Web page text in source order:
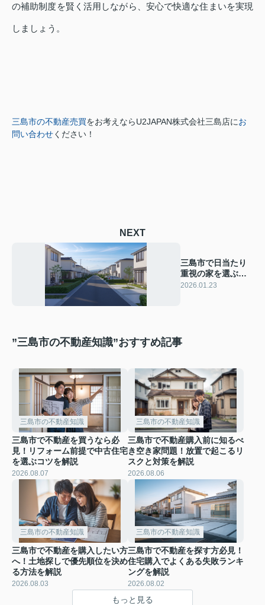
の補助制度を賢く活用しながら、安心で快適な住まいを実現
しましょう。
三島市の不動産売買をお考えならU2JAPAN株式会社三島店にお
問い合わせください！
NEXT
三島市で日当たり
重視の家を選ぶコ
ツは？土地や間取
2026.01.23
”三島市の不動産知識”おすすめ記事
三島市の不動産知識
三島市で不動産を買うなら必
見！リフォーム前提で中古住宅
を選ぶコツを解説
2026.08.07
三島市の不動産知識
三島市で不動産購入前に知るべ
き空き家問題！放置で起こるリ
スクと対策を解説
2026.08.06
三島市の不動産知識
三島市で不動産を購入したい方
へ！土地探しで優先順位を決め
る方法を解説
2026.08.03
三島市の不動産知識
三島市で不動産を探す方必見！
住宅購入でよくある失敗ランキ
ングを解説
2026.08.02
もっと見る